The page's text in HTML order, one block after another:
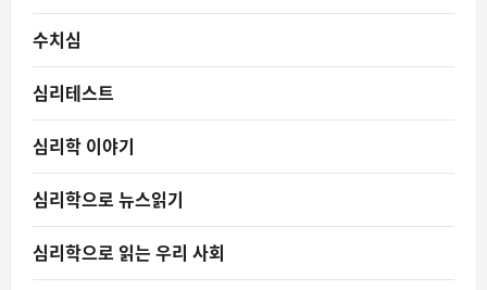
수치심
심리테스트
심리학 이야기
심리학으로 뉴스읽기
심리학으로 읽는 우리 사회